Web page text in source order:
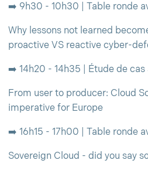
➡️ 9h30 - 10h30 | Table ronde
Why lessons not learned
proactive VS reactive cyber-
➡️ 14h20 - 14h35 | Étude de
From user to producer: Cloud
imperative for Europe
➡️ 16h15 - 17h00 | Table ronde
Sovereign Cloud - did you say